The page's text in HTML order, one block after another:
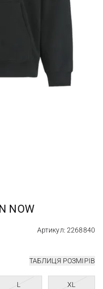
NOW
Артикул: 2268840
ТАБЛИЦЯ РОЗМІРІВ
L XL